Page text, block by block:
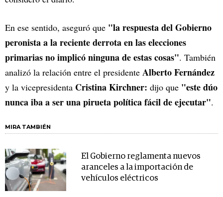
En ese sentido, aseguró que "la respuesta del Gobierno
peronista a la reciente derrota en las elecciones
primarias no implicó ninguna de estas cosas". También
analizó la relación entre el presidente Alberto Fernández
y la vicepresidenta Cristina Kirchner: dijo que "este dúo
nunca iba a ser una pirueta política fácil de ejecutar".
MIRA TAMBIÉN
El Gobierno reglamenta nuevos
aranceles a la importación de
vehículos eléctricos